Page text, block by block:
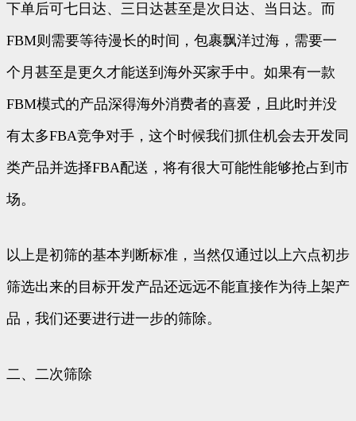
下单后可七日达、三日达甚至是次日达、当日达。而
FBM则需要等待漫长的时间，包裹飘洋过海，需要一
个月甚至是更久才能送到海外买家手中。如果有一款
FBM模式的产品深得海外消费者的喜爱，且此时并没
有太多FBA竞争对手，这个时候我们抓住机会去开发同
类产品并选择FBA配送，将有很大可能性能够抢占到市
场。
以上是初筛的基本判断标准，当然仅通过以上六点初步
筛选出来的目标开发产品还远远不能直接作为待上架产
品，我们还要进行进一步的筛除。
二、二次筛除